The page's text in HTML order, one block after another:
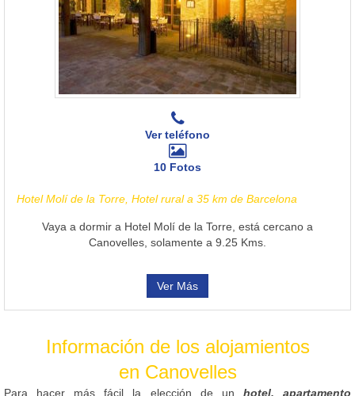
Ver teléfono
10 Fotos
Hotel Molí de la Torre, Hotel rural a 35 km de Barcelona
Vaya a dormir a Hotel Molí de la Torre, está cercano a
Canovelles, solamente a 9.25 Kms.
Ver Más
Información de los alojamientos
en Canovelles
Para hacer más fácil la elección de un hotel, apartamento